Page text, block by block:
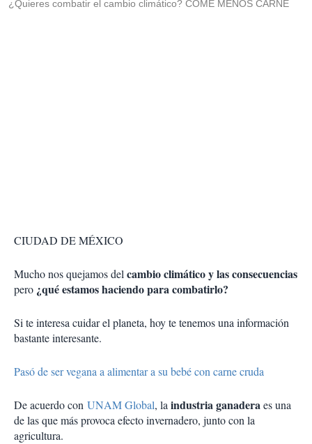
¿Quieres combatir el cambio climático? COME MENOS CARNE
CIUDAD DE MÉXICO
Mucho nos quejamos delcambio climático y las consecuencias
pero ¿qué estamos haciendo para combatirlo?
Si te interesa cuidar el planeta, hoy te tenemos una información
bastante interesante.
Pasó de ser vegana a alimentar a su bebé con carne cruda
De acuerdo con UNAM Global, laindustria ganaderaes una
de las que más provoca efecto invernadero, junto con la
agricultura.